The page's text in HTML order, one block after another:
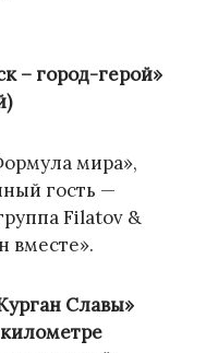
– город-герой»
мира»,
гость —
Filatov &
вместе».
Славы»